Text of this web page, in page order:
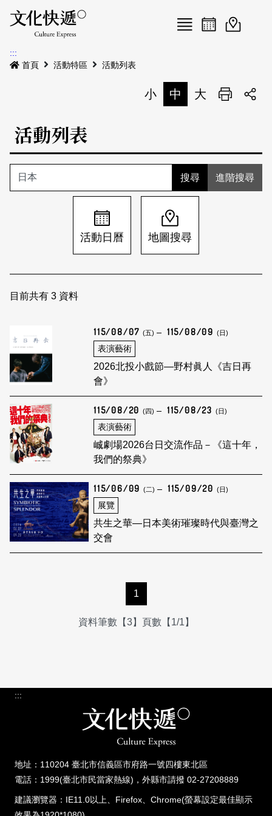
Menu
最新公告
本期專題
歷史專題
活動特區
活動列表
關於我們
訂閱文化快遞
活動日曆活動地圖
:::
首頁
活動特區 活動列表
小 中 大 列印
活動列表
進階搜尋
活動日曆 地圖搜尋
目前共有 3 資料
115/08/07 (五) 115/08/09 (日)
表演藝術
2026北投小戲節—野村眞人《吉日再
會》
115/08/20 (四) 115/08/23 (日)
表演藝術
峸劇場2026台日交流作品－《這十年，
我們的祭典》
115/06/09 (二) 115/09/20 (日)
展覽
共生之華—日本美術璀璨時代與臺灣之
交會
1
資料筆數【3】頁數【1/1】
:::
地址：110204 臺北市信義區市府路一號四樓東北區
電話：1999(臺北市民當家熱線)，外縣市請撥 02-27208889
建議瀏覽器：IE11.0以上、Firefox、Chrome(螢幕設定最佳顯示